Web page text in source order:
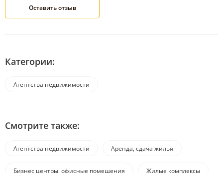
Категории:
Агентства недвижимости
Смотрите также:
Агентства недвижимости Аренда, сдача жилья
Бизнес центры, офисные помещения Жилые комплексы